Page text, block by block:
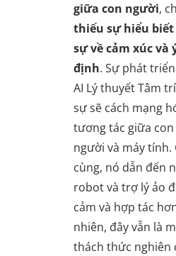
giữa con người,
thiếu sự hiểu
sự về cảm xúc và
định. Sự phát
AI Lý thuyết Tâm
sự sẽ cách mạng
tương tác giữa con
người và máy tính.
cùng, nó dẫn đến
robot và trợ lý ảo
cảm và hợp tác
nhiên, đây vẫn là
thách thức nghiên